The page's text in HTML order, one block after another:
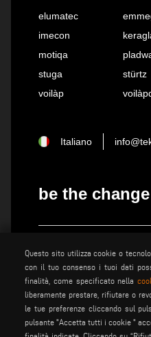
elumatec
imecon
motiqa
stuga
stürtz
voilàp
Italiano
be the change
condizioni generali di
Questo sito utilizza cookie o
con il tuo consenso i tuoi dati
finalità, come specificato nella
liberamente prestare, rifiutare o
le tue preferenze cliccando sul
pulsante "Accetta tutti i cookie "